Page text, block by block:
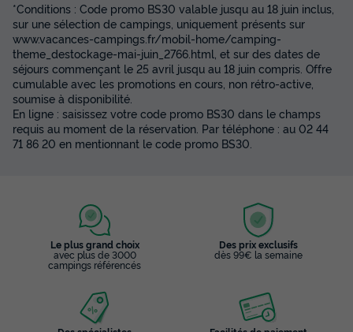
*Conditions : Code promo BS30 valable jusqu au 18 juin inclus,
sur une sélection de campings, uniquement présents sur
www.vacances-campings.fr/mobil-home/camping-
theme_destockage-mai-juin_2766.html, et sur des dates de
séjours commençant le 25 avril jusqu au 18 juin compris. Offre
cumulable avec les promotions en cours, non rétro-active,
soumise à disponibilité.
En ligne : saisissez votre code promo BS30 dans le champs
requis au moment de la réservation. Par téléphone : au 02 44
71 86 20 en mentionnant le code promo BS30.
Le plus grand choix
avec plus de 3000
campings référencés
Des prix exclusifs
dès 99€ la semaine